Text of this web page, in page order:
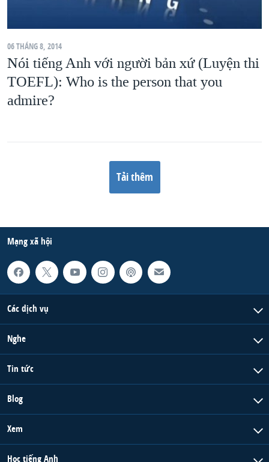
06 THÁNG 8, 2014
Nói tiếng Anh với người bản xứ (Luyện thi
TOEFL): Who is the person that you
admire?
Tải thêm
Mạng xã hội
Các dịch vụ
Nghe
Tin tức
Blog
Xem
Học tiếng Anh